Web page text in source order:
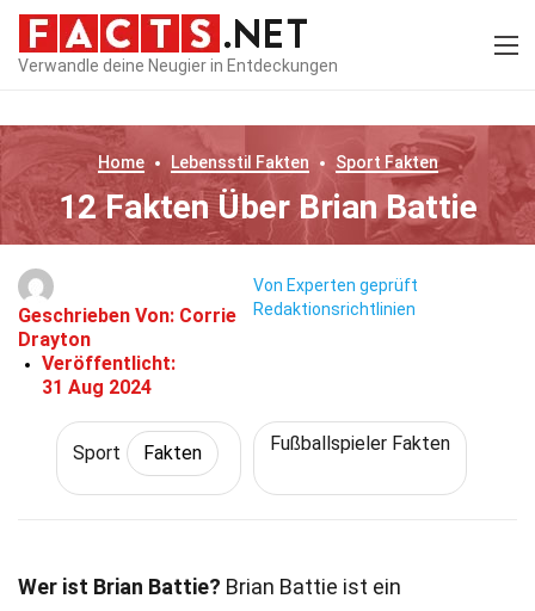
Verwandle deine Neugier in Entdeckungen
Home Lebensstil Fakten Sport Fakten
12 Fakten Über Brian Battie
Geschrieben Von: Corrie
Drayton
Veröffentlicht:
31 Aug 2024
Von Experten geprüft
Redaktionsrichtlinien
Sport Fakten Fußballspieler Fakten
Wer ist Brian Battie? Brian Battie ist ein